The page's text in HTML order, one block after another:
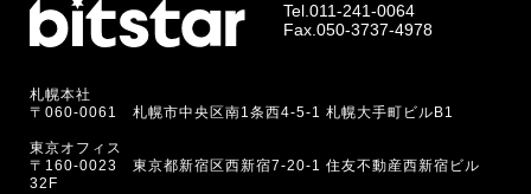
Tel. 011-241-0064
Fax.050-3737-4978
札幌本社
〒060-0061 札幌市中央区南1条西4-5-1 札幌大手町ビルB1
東京オフィス
〒160-0023 東京都新宿区西新宿7-20-1 住友不動産西新宿ビル
32F